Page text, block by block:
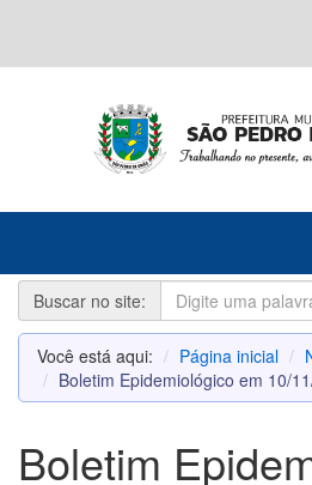
Buscar no site:
Você está aqui: Página inicial
Boletim Epidemiológico em 10/
Boletim